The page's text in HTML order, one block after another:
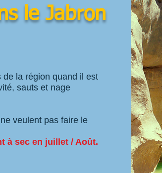
le Jabron
de la région quand il est
sauts et nage
veulent pas faire le
à sec en juillet / Août.